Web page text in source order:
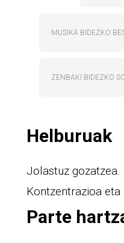
MUSIKA BIDEZKO
ZENBAKI BIDEZKO
Helburuak
Jolastuz gozatzea.
Kontzentrazioa
Parte